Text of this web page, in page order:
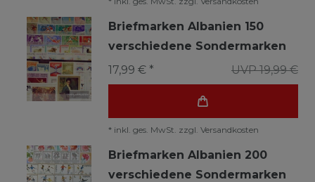
Briefmarken Albanien 150
verschiedene Sondermarken
UVP 19,99 €
17,99 € *
* inkl. ges. MwSt. zzgl. Versandkosten
Briefmarken Albanien 200
verschiedene Sondermarken